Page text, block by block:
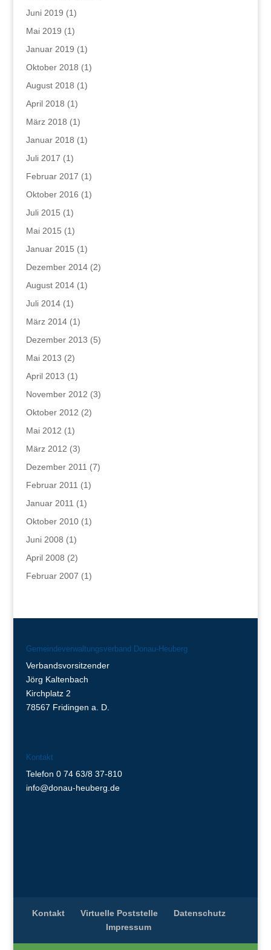
Juni 2019 (1)
Mai 2019 (1)
Januar 2019 (1)
Oktober 2018 (1)
August 2018 (1)
April 2018 (1)
März 2018 (1)
Januar 2018 (1)
Juli 2017 (1)
Februar 2017 (1)
Oktober 2016 (1)
Juli 2015 (1)
Mai 2015 (1)
Januar 2015 (1)
Dezember 2014(2)
August 2014(1)
Juli 2014(1)
März 2014(1)
Dezember 2013 (5)
Mai 2013 (2)
April 2013 (1)
November 2012 (3)
Oktober 2012 (2)
Mai 2012 (1)
März 2012 (3)
Dezember 2011 (7)
Februar 2011 (1)
Januar 2011 (1)
Oktober 2010(1)
Juni 2008 (1)
April 2008 (2)
Februar 2007 (1)
Gemeindeverwaltungsverband Donau-Heuberg
Verbandsvorsitzender
Jörg Kaltenbach
Kirchplatz 2
78567 Fridingen a. D.
Kontakt
Telefon 0 74 63/8 37-810
info@donau-heuberg.de
Kontakt Virtuelle Poststelle
Datenschutz
Impressum